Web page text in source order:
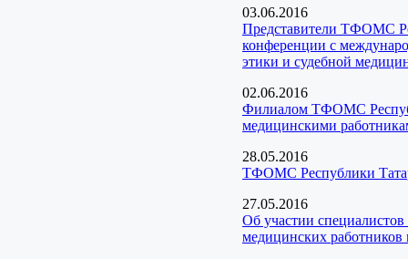
03.06.2016
Представители ТФОМС
конференции с
этики и судебной
02.06.2016
Филиалом ТФОМС
медицинскими
28.05.2016
ТФОМС Республики
27.05.2016
Об участии
медицинских работников